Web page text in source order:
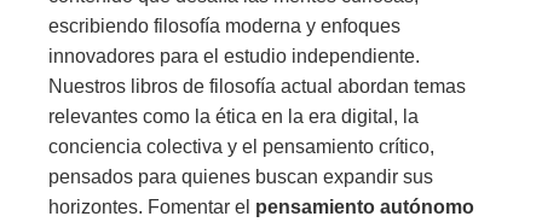
escribiendo filosofía moderna y enfoques
innovadores para el estudio independiente.
Nuestros libros de filosofía actual abordan temas
relevantes como la ética en la era digital, la
conciencia colectiva y el pensamiento crítico,
pensados para quienes buscan expandir sus
horizontes. Fomentar el pensamiento autónomo